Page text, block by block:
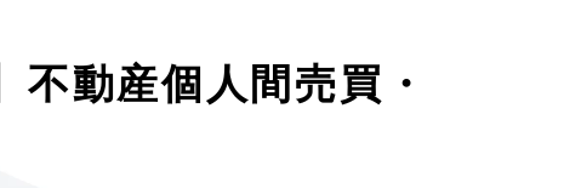
不動産個人間売買・